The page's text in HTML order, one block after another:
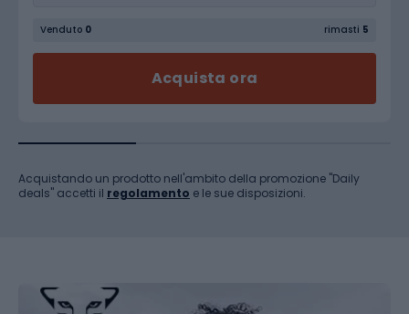
Venduto 0 rimasti 5
0
Acquista ora
Acquistando un prodotto nell'ambito della promozione "Daily
deals" accetti il ​​regolamento e le sue disposizioni.